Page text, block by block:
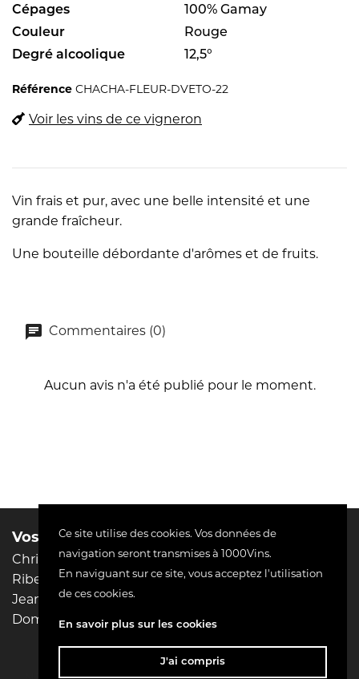
Cépages
100% Gamay
Couleur
Rouge
Degré alcoolique
12,5°
Référence CHACHA-FLEUR-DVETO-22
Voir les vins de ce vigneron
Vin frais et pur, avec une belle intensité et une
grande fraîcheur.
Une bouteille débordante d'arômes et de fruits.
Commentaires (0)
Aucun avis n'a été publié pour le moment.
Vos domaines préférés :
Christophe Pacalet
Riberach
Jean-Philippe Padié
Domaine Pierre MENARD
Liens utiles
Mentions légales
Conditions d'utilisation
Paiement sécurisé
Ce site utilise des cookies. Vos données de
navigation seront transmises à 1000Vins.
En naviguant sur ce site, vous acceptez l'utilisation
de ces cookies.
En savoir plus sur les cookies
J'ai compris